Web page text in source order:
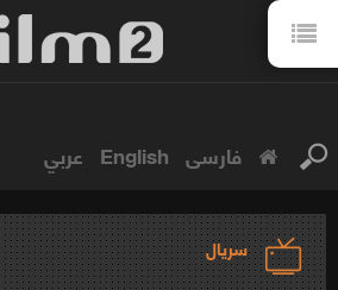
فارسی English عربي
سریال